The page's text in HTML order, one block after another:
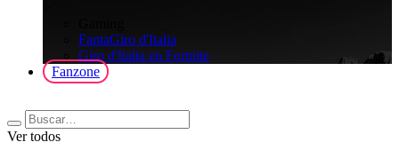
FantaGiro d'Italia
Giro d'Italia en Fortnite
Fanzone
Ver todos